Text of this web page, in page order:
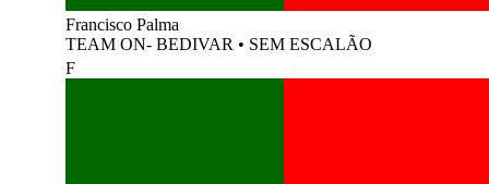
Francisco Palma
TEAM ON- BEDIVAR • SEM ESCALÃO
F